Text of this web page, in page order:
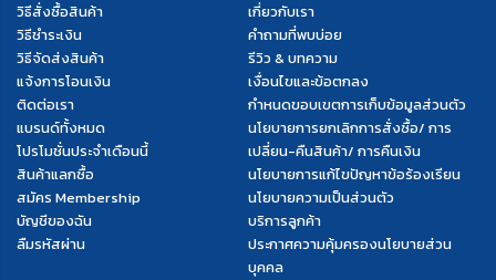
วิธีสั่งซื้อสินค้า
วิธีชำระเงิน
วิธีจัดส่งสินค้า
แจ้งการโอนเงิน
ติดต่อเรา
แบรนด์ทั้งหมด
โปรโมชั่นประจำเดือนนี้
สินค้าแลกซื้อ
สมัคร Membership
บัญชีของฉัน
ลืมรหัสผ่าน
เกี่ยวกับเรา
คำถามที่พบบ่อย
รีวิว & บทความ
เงื่อนไขและข้อตกลง
กำหนดขอบเขตการเก็บข้อมูลส่วนตัว
นโยบายการยกเลิกการสั่งซื้อ/ การ
เปลี่ยน-คืนสินค้า/ การคืนเงิน
นโยบายการแก้ไขปัญหาข้อร้องเรียน
นโยบายความเป็นส่วนตัว
บริการลูกค้า
ประกาศความคุ้มครองนโยบายส่วน
บุคคล